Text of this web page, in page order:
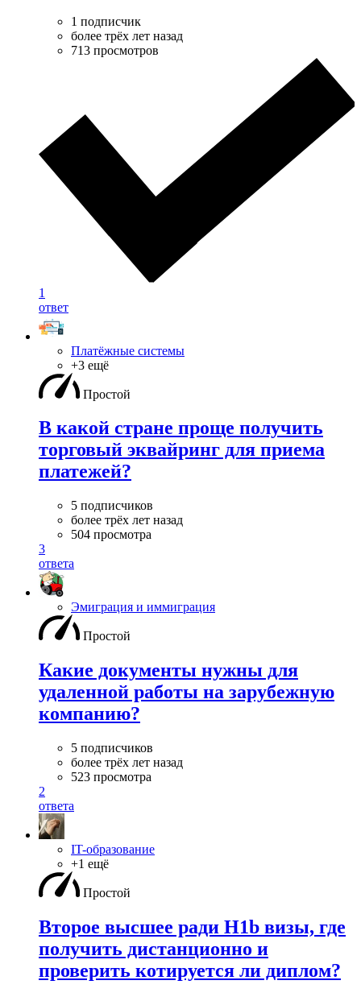
1 подписчик
более трёх лет назад
713 просмотров
1
ответ
Платёжные системы
+3 ещё
Простой
В какой стране проще получить
торговый эквайринг для приема
платежей?
5 подписчиков
более трёх лет назад
504 просмотра
3
ответа
Эмиграция и иммиграция
Простой
Какие документы нужны для
удаленной работы на зарубежную
компанию?
5 подписчиков
более трёх лет назад
523 просмотра
2
ответа
IT-образование
+1 ещё
Простой
Второе высшее ради H1b визы, где
получить дистанционно и
проверить котируется ли диплом?